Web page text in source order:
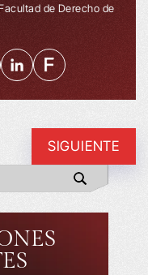
de Derecho de
SIGUIENTE